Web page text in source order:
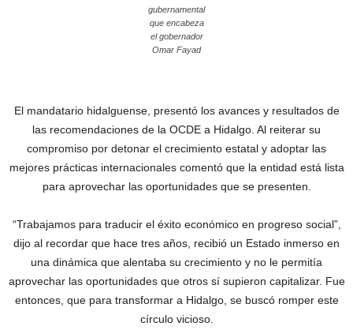
gubernamental
que encabeza
el gobernador
Omar Fayad
El mandatario hidalguense, presentó los avances y resultados de
las recomendaciones de la OCDE a Hidalgo. Al reiterar su
compromiso por detonar el crecimiento estatal y adoptar las
mejores prácticas internacionales comentó que la entidad está lista
para aprovechar las oportunidades que se presenten.
“Trabajamos para traducir el éxito económico en progreso social”,
dijo al recordar que hace tres años, recibió un Estado inmerso en
una dinámica que alentaba su crecimiento y no le permitía
aprovechar las oportunidades que otros sí supieron capitalizar. Fue
entonces, que para transformar a Hidalgo, se buscó romper este
círculo vicioso.